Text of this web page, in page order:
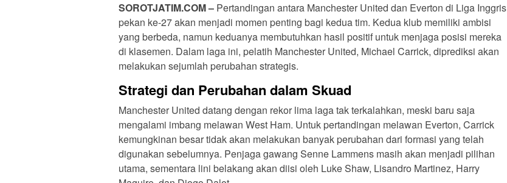
SOROTJATIM.COM – Pertandingan antara Manchester United dan Everton di Liga Inggris
pekan ke-27 akan menjadi momen penting bagi kedua tim. Kedua klub memiliki ambisi
yang berbeda, namun keduanya membutuhkan hasil positif untuk menjaga posisi mereka
di klasemen. Dalam laga ini, pelatih Manchester United, Michael Carrick, diprediksi akan
melakukan sejumlah perubahan strategis.
Strategi dan Perubahan dalam Skuad
Manchester United datang dengan rekor lima laga tak terkalahkan, meski baru saja
mengalami imbang melawan West Ham. Untuk pertandingan melawan Everton, Carrick
kemungkinan besar tidak akan melakukan banyak perubahan dari formasi yang telah
digunakan sebelumnya. Penjaga gawang Senne Lammens masih akan menjadi pilihan
utama, sementara lini belakang akan diisi oleh Luke Shaw, Lisandro Martinez, Harry